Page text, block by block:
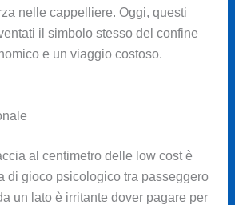
nelle cappelliere. Oggi, questi
il simbolo stesso del confine
e un viaggio costoso.
al centimetro delle low cost è
di gioco psicologico tra passeggero
un lato è irritante dover pagare per